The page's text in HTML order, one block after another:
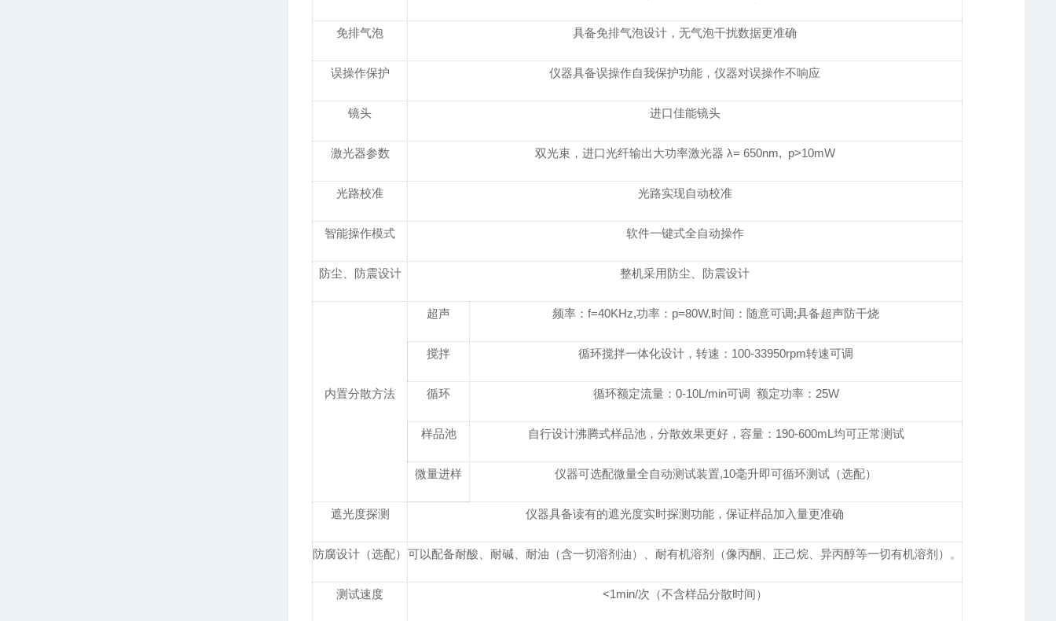
免排气泡 具备免排气泡设计，无气泡干扰数据更准确
误操作保护 仪器具备误操作自我保护功能，仪器对误操作不响应
镜头 进口佳能镜头
激光器参数 双光束，进口光纤输出大功率激光器 λ= 650nm, p>10mW
光路校准 光路实现自动校准
智能操作模式 软件一键式全自动操作
防尘、防震设计 整机采用防尘、防震设计
内置分散方法
超声 频率：f=40KHz,功率：p=80W,时间：随意可调;具备超声防干烧
搅拌 循环搅拌一体化设计，转速：100-33950rpm转速可调
循环 循环额定流量：0-10L/min可调 额定功率：25W
样品池 自行设计沸腾式样品池，分散效果更好，容量：190-600mL均可正常测试
微量进样 仪器可选配微量全自动测试装置,10毫升即可循环测试（选配）
遮光度探测 仪器具备读有的遮光度实时探测功能，保证样品加入量更准确
防腐设计（选配）可以配备耐酸、耐碱、耐油（含一切溶剂油）、耐有机溶剂（像丙酮、正己烷、异丙醇等一切有机溶剂）。
测试速度 <1min/次（不含样品分散时间）